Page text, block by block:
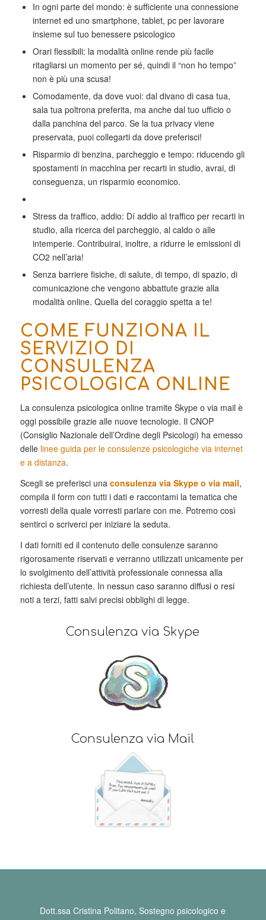
In ogni parte del mondo: è sufficiente una connessione
internet ed uno smartphone, tablet, pc per lavorare
insieme sul tuo benessere psicologico
Orari flessibili: la modalità online rende più facile
ritagliarsi un momento per sé, quindi il “non ho tempo”
non è più una scusa!
Comodamente, da dove vuoi: dal divano di casa tua,
sala tua poltrona preferita, ma anche dal tuo ufficio o
dalla panchina del parco. Se la tua privacy viene
preservata, puoi collegarti da dove preferisci!
Risparmio di benzina, parcheggio e tempo: riducendo gli
spostamenti in macchina per recarti in studio, avrai, di
conseguenza, un risparmio economico.
Stress da traffico, addio: Dí addio al traffico per recarti in
studio, alla ricerca del parcheggio, al caldo o alle
intemperie. Contribuirai, inoltre, a ridurre le emissioni di
CO2 nell’aria!
Senza barriere fisiche, di salute, di tempo, di spazio, di
comunicazione che vengono abbattute grazie alla
modalità online. Quella del coraggio spetta a te!
COME FUNZIONA IL
SERVIZIO DI
CONSULENZA
PSICOLOGICA ONLINE
La consulenza psicologica online tramite Skype o via mail è
oggi possibile grazie alle nuove tecnologie. Il CNOP
(Consiglio Nazionale dell’Ordine degli Psicologi) ha emesso
delle linee guida per le consulenze psicologiche via internet
e a distanza.
Scegli se preferisci una consulenza via Skype o via mail,
compila il form con tutti i dati e raccontami la tematica che
vorresti della quale vorresti parlare con me. Potremo così
sentirci o scriverci per iniziare la seduta.
I dati forniti ed il contenuto delle consulenze saranno
rigorosamente riservati e verranno utilizzati unicamente per
lo svolgimento dell’attività professionale connessa alla
richiesta dell’utente. In nessun caso saranno diffusi o resi
noti a terzi, fatti salvi precisi obblighi di legge.
Consulenza via Skype
Consulenza via Mail
Dott.ssa Cristina Politano, Sostegno psicologico e